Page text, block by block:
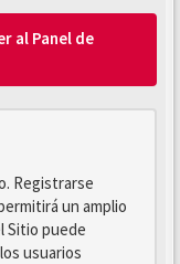
al Panel de
Registrarse
un amplio
Sitio puede
usuarios